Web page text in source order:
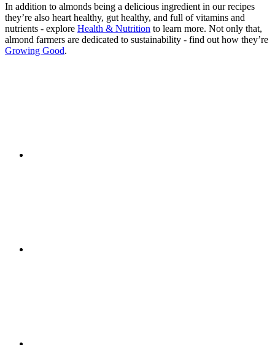
In addition to almonds being a delicious ingredient in our recipes
they’re also heart healthy, gut healthy, and full of vitamins and
nutrients - explore Health & Nutrition to learn more. Not only that,
almond farmers are dedicated to sustainability - find out how they’re
Growing Good.